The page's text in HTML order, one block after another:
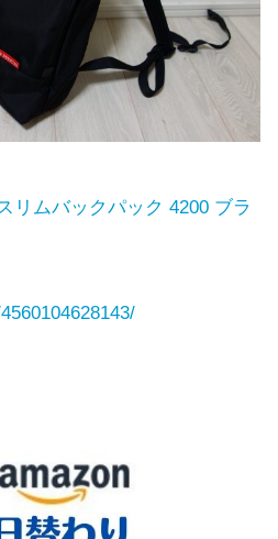
リムバックパック 4200 ブラ